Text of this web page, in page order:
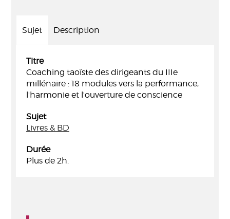
Sujet Description
Titre
Coaching taoïste des dirigeants du IIIe
millénaire : 18 modules vers la performance,
l'harmonie et l'ouverture de conscience
Sujet
Livres & BD
Durée
Plus de 2h.